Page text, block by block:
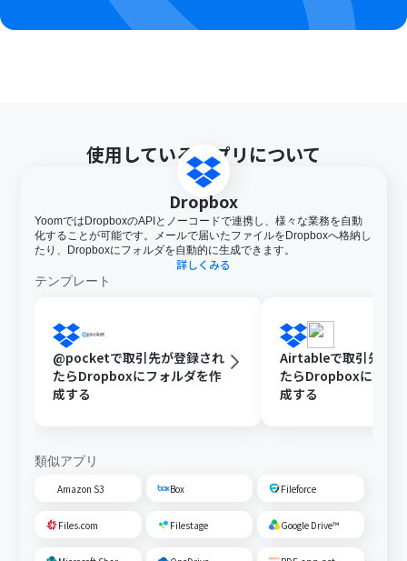
使用しているアプリについて
Dropbox
YoomではDropboxのAPIとノーコードで連携し、様々な業務を自動
化することが可能です。メールで届いたファイルをDropboxへ格納し
たり、Dropboxにフォルダを自動的に生成できます。
詳しくみる
テンプレート
@pocketで取引先が登録され
たらDropboxにフォルダを作
成する
Airtableで取引先が
たらDropboxにフォ
成する
類似アプリ
Amazon S3 Box Fileforce
Files.com Filestage Google Drive™